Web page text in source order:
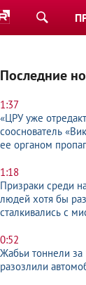
Последние
1:37
«ЦРУ уже
сооснователь
ее органом
1:18
Призраки среди
людей хотя бы
сталкивались с
0:52
Жабьи тоннели
разозлили